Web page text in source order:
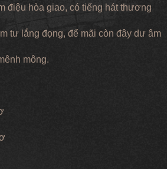
điệu hòa giao, có tiếng hát thương
tư lắng đọng, để mãi còn đây dư âm
mông.